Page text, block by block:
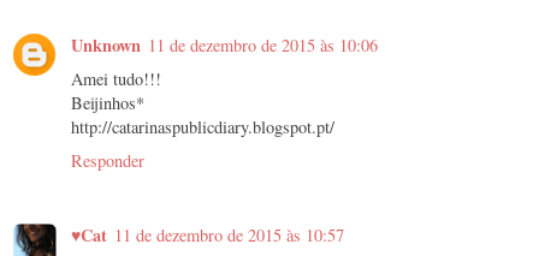
Unknown 11 de dezembro de 2015 às 10:06
Amei tudo!!!
Beijinhos*
http://catarinaspublicdiary.blogspot.pt/
Responder
♥Cat 11 de dezembro de 2015 às 10:57